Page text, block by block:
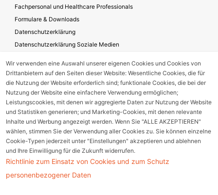
Fachpersonal und Healthcare Professionals
Formulare & Downloads
Datenschutzerklärung
Datenschutzerklärung Soziale Medien
Impressum
Unternehmensverantwortung
Gerätestörung melden
Nebenwirkungsmeldung
Cookie Einstellungen
Wir verwenden eine Auswahl unserer eigenen Cookies und Cookies von
Drittanbietern auf den Seiten dieser Website: Wesentliche Cookies, die für
die Nutzung der Website erforderlich sind; funktionale Cookies, die bei der
Nutzung der Website eine einfachere Verwendung ermöglichen;
Leistungscookies, mit denen wir aggregierte Daten zur Nutzung der Website
und Statistiken generieren; und Marketing-Cookies, mit denen relevante
Inhalte und Werbung angezeigt werden. Wenn Sie "ALLE AKZEPTIEREN"
wählen, stimmen Sie der Verwendung aller Cookies zu. Sie können einzelne
Cookie-Typen jederzeit unter "Einstellungen" akzeptieren und ablehnen
und Ihre Einwilligung für die Zukunft widerrufen.
Richtlinie zum Einsatz von Cookies und zum Schutz
personenbezogener Daten